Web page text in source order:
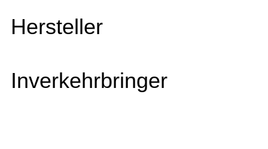
Hersteller
Inverkehrbringer